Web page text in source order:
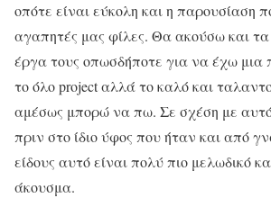
οπότε είναι εύκολη και η παρουσίαση
αγαπητές μας φίλες. Θα ακούσω και
έργα τους οπωσδήποτε για να έχω μια
το όλο project αλλά το καλό και
αμέσως μπορώ να πω. Σε σχέση με
πριν στο ίδιο ύφος που ήταν και από
είδους αυτό είναι πολύ πιο μελωδικό
άκουσμα.